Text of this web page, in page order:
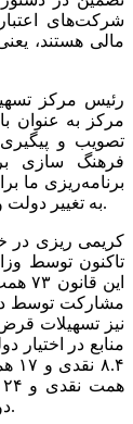
شرکت‌های
مالی هستند،
رئیس مرکز
مرکز به عنوان
تصویب و پیگیری
فرهنگ سازی
برنامه‌ریزی ما
به تغییر دولت و بر اساس پیش بینی ما در مرکز شش ماهه است.
تاکنون توسط
دولت در این خصوص تکلیف خود را انجام داده است.